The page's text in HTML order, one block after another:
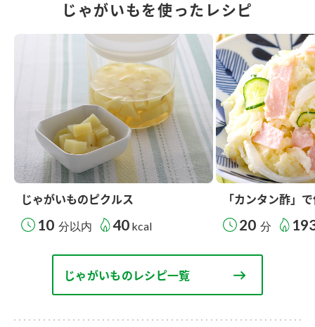
じゃがいもを使ったレシピ
じゃがいものピクルス
10 分以内 40 kcal
「カンタン酢」
20 分
じゃがいものレシピ一覧